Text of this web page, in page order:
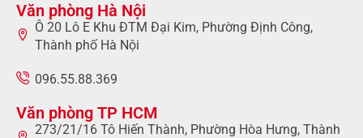
Văn phòng Hà Nội
Ô 20 Lô E Khu ĐTM Đại Kim, Phường Định Công,
Thành phố Hà Nội
096.55.88.369
Văn phòng TP HCM
273/21/16 Tô Hiến Thành, Phường Hòa Hưng, Thành